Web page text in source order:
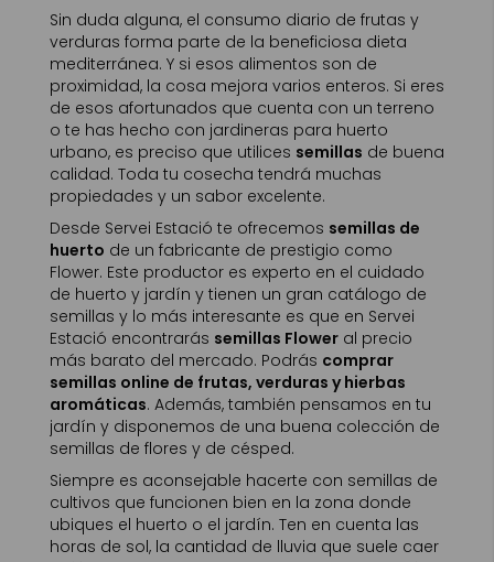
Sin duda alguna, el consumo diario de frutas y
verduras forma parte de la beneficiosa dieta
mediterránea. Y si esos alimentos son de
proximidad, la cosa mejora varios enteros. Si eres
de esos afortunados que cuenta con un terreno
o te has hecho con jardineras para huerto
urbano, es preciso que utilices semillas de buena
calidad. Toda tu cosecha tendrá muchas
propiedades y un sabor excelente.
Desde Servei Estació te ofrecemos semillas de
huerto de un fabricante de prestigio como
Flower. Este productor es experto en el cuidado
de huerto y jardín y tienen un gran catálogo de
semillas y lo más interesante es que en Servei
Estació encontrarás semillas Flower al precio
más barato del mercado. Podrás comprar
semillas online de frutas, verduras y hierbas
aromáticas. Además, también pensamos en tu
jardín y disponemos de una buena colección de
semillas de flores y de césped.
Siempre es aconsejable hacerte con semillas de
cultivos que funcionen bien en la zona donde
ubiques el huerto o el jardín. Ten en cuenta las
horas de sol, la cantidad de lluvia que suele caer